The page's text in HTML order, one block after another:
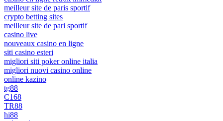
meilleur site de paris sportif
crypto betting sites
meilleur site de pari sportif
casino live
nouveaux casino en ligne
siti casino esteri
migliori siti poker online italia
migliori nuovi casino online
online kazino
tg88
C168
TR88
hi88